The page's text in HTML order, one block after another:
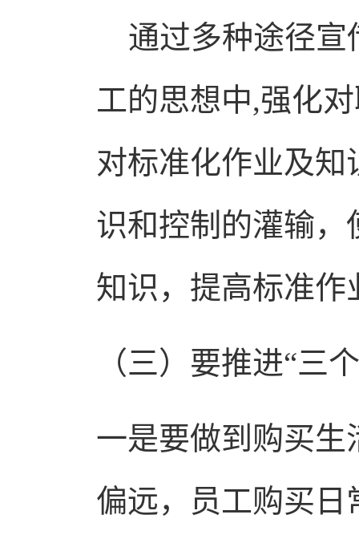
通过多种途径宣
工的思想中,强化
对标准化作业及
识和控制的灌输
知识，提高标准
（三） 要推进“三
一是要做到购买
偏远，员工购买